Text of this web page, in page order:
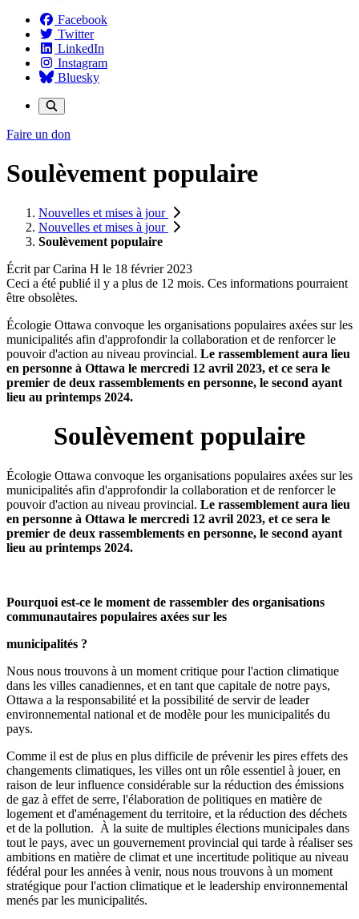
Facebook
Twitter
LinkedIn
Instagram
Bluesky
Faire un don
Soulèvement populaire
Nouvelles et mises à jour
Nouvelles et mises à jour
Soulèvement populaire
Écrit parCarina H le 18 février 2023
Ceci a été publié il y a plus de 12 mois. Ces informations pourraient
être obsolètes.
Écologie Ottawa convoque les organisations populaires axées sur les
municipalités afin d'approfondir la collaboration et de renforcer le
pouvoir d'action au niveau provincial. Le rassemblement aura lieu
en personne à Ottawa le mercredi 12 avril 2023, et ce sera le
premier de deux rassemblements en personne, le second ayant
lieu au printemps 2024.
Soulèvement populaire
Écologie Ottawa convoque les organisations populaires axées sur les
municipalités afin d'approfondir la collaboration et de renforcer le
pouvoir d'action au niveau provincial. Le rassemblement aura lieu
en personne à Ottawa le mercredi 12 avril 2023, et ce sera le
premier de deux rassemblements en personne, le second ayant
lieu au printemps 2024.
Pourquoi est-ce le moment de rassembler des organisations
communautaires populaires axées sur les
municipalités ?
Nous nous trouvons à un moment critique pour l'action climatique
dans les villes canadiennes, et en tant que capitale de notre pays,
Ottawa a la responsabilité et la possibilité de servir de leader
environnemental national et de modèle pour les municipalités du
pays.
Comme il est de plus en plus difficile de prévenir les pires effets des
changements climatiques, les villes ont un rôle essentiel à jouer, en
raison de leur influence considérable sur la réduction des émissions
de gaz à effet de serre, l'élaboration de politiques en matière de
logement et d'aménagement du territoire, et la réduction des déchets
et de la pollution. À la suite de multiples élections municipales dans
tout le pays, avec un gouvernement provincial qui tarde à réaliser ses
ambitions en matière de climat et une incertitude politique au niveau
fédéral pour les années à venir, nous nous trouvons à un moment
stratégique pour l'action climatique et le leadership environnemental
menés par les municipalités.